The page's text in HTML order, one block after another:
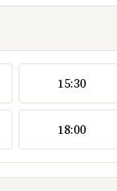
15:30
18:00